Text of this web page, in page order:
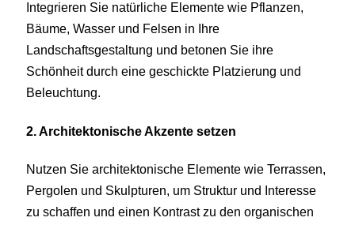
Integrieren Sie natürliche Elemente wie Pflanzen,
Bäume, Wasser und Felsen in Ihre
Landschaftsgestaltung und betonen Sie ihre
Schönheit durch eine geschickte Platzierung und
Beleuchtung.
2. Architektonische Akzente setzen
Nutzen Sie architektonische Elemente wie Terrassen,
Pergolen und Skulpturen, um Struktur und Interesse
zu schaffen und einen Kontrast zu den organischen